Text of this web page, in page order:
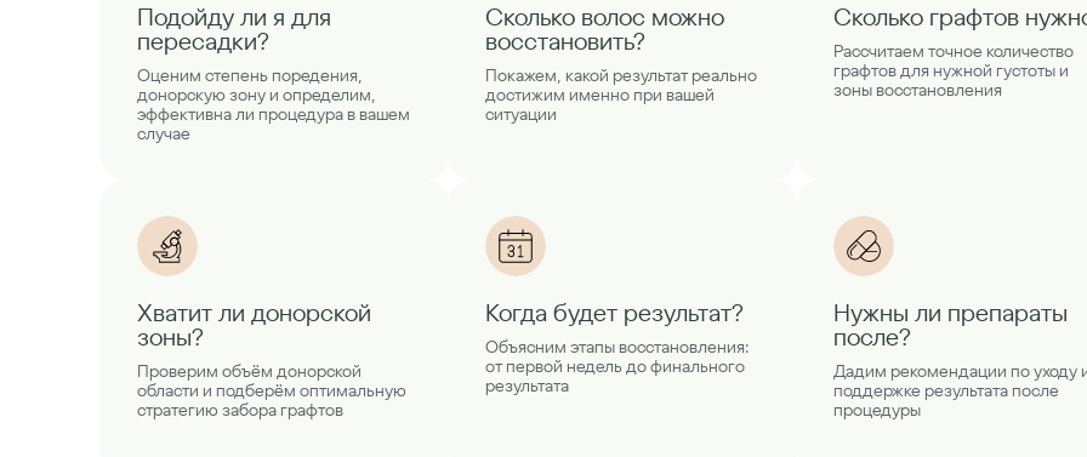
Подойду ли я для
пересадки?
Оценим степень поредения,
донорскую зону и определим,
эффективна ли процедура в вашем
случае
Сколько волос можно
восстановить?
Покажем, какой результат реально
достижим именно при вашей
ситуации
Сколько графтов
Рассчитаем точное количество
графтов для нужной густоты и
зоны восстановления
Хватит ли донорской
зоны?
Проверим объём донорской
области и подберём оптимальную
стратегию забора графтов
Когда будет результат?
Объясним этапы восстановления:
от первой недель до финального
результата
Нужны ли препараты
после?
Дадим рекомендации по уходу
поддержке результата после
процедуры